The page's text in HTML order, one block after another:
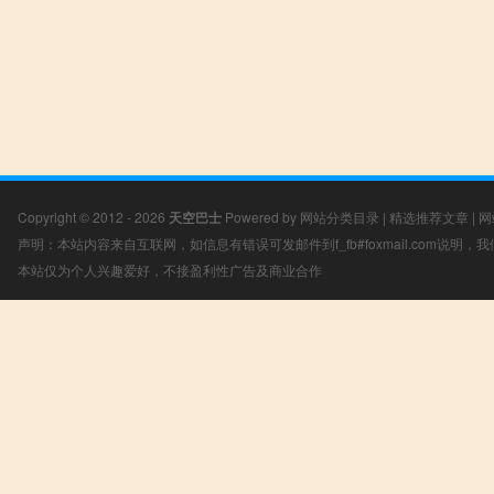
Copyright © 2012 - 2026 天空巴士 Powered by 网站分类目录 | 精选推荐文章 |
声明：本站内容来自互联网，如信息有错误可发邮件到f_fb#foxmail.com说明，
本站仅为个人兴趣爱好，不接盈利性广告及商业合作